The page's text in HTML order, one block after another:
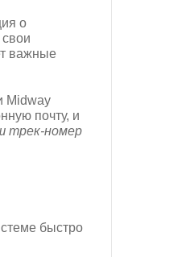
о
важные
Midway
почту, и
трек-номер
быстро